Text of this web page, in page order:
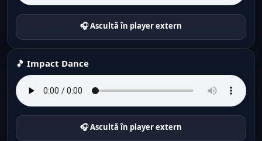
🎧 Ascultă în player extern
🎵 Impact Dance
🎧 Ascultă în player extern